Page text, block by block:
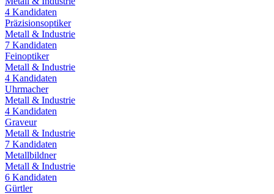
4 Kandidaten
Präzisionsoptiker
Metall & Industrie
7 Kandidaten
Feinoptiker
Metall & Industrie
4 Kandidaten
Uhrmacher
Metall & Industrie
4 Kandidaten
Graveur
Metall & Industrie
7 Kandidaten
Metallbildner
Metall & Industrie
6 Kandidaten
Gürtler